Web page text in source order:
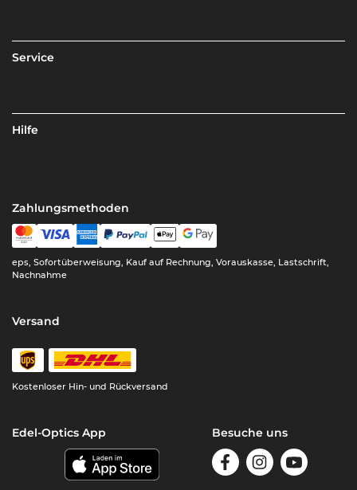
Service
Hilfe
Zahlungsmethoden
eps, Sofortüberweisung, Kauf auf Rechnung, Vorauskasse, Lastschrift,
Nachnahme
Versand
Kostenloser Hin- und Rückversand
Edel-Optics App Besuche uns